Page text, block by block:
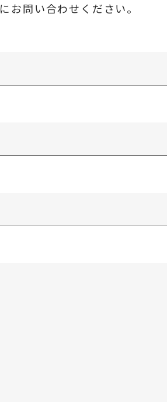
にお問い合わせください。